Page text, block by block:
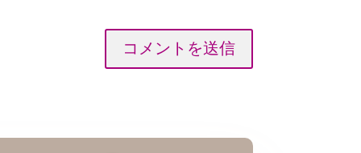
コメントを送信